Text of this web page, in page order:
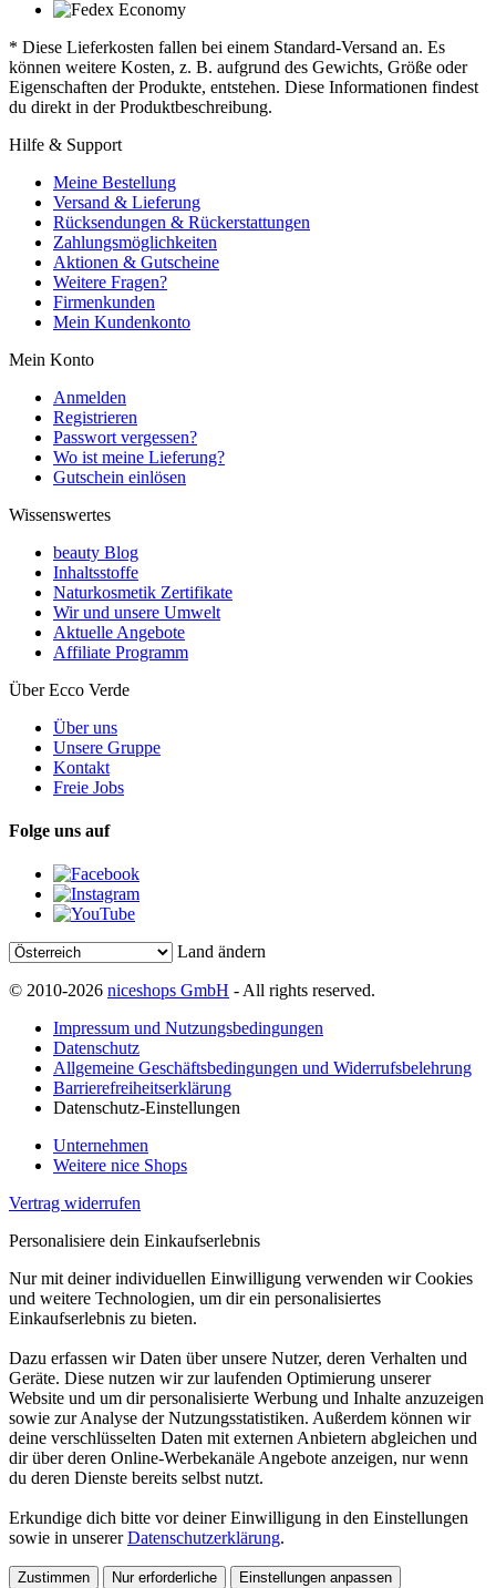
* Diese Lieferkosten fallen bei einem Standard-Versand an. Es
können weitere Kosten, z. B. aufgrund des Gewichts, Größe oder
Eigenschaften der Produkte, entstehen. Diese Informationen findest
du direkt in der Produktbeschreibung.
Hilfe & Support
Meine Bestellung
Versand & Lieferung
Rücksendungen & Rückerstattungen
Zahlungsmöglichkeiten
Aktionen & Gutscheine
Weitere Fragen?
Firmenkunden
Mein Kundenkonto
Mein Konto
Anmelden
Registrieren
Passwort vergessen?
Wo ist meine Lieferung?
Gutschein einlösen
Wissenswertes
beauty Blog
Inhaltsstoffe
Naturkosmetik Zertifikate
Wir und unsere Umwelt
Aktuelle Angebote
Affiliate Programm
Über Ecco Verde
Über uns
Unsere Gruppe
Kontakt
Freie Jobs
Folge uns auf
Land ändern
© 2010-2026 niceshops GmbH - All rights reserved.
Impressum und Nutzungsbedingungen
Datenschutz
Allgemeine Geschäftsbedingungen und Widerrufsbelehrung
Barrierefreiheitserklärung
Datenschutz-Einstellungen
Unternehmen
Weitere nice Shops
Vertrag widerrufen
Personalisiere dein Einkaufserlebnis
Nur mit deiner individuellen Einwilligung verwenden wir Cookies
und weitere Technologien, um dir ein personalisiertes
Einkaufserlebnis zu bieten.
Dazu erfassen wir Daten über unsere Nutzer, deren Verhalten und
Geräte. Diese nutzen wir zur laufenden Optimierung unserer
Website und um dir personalisierte Werbung und Inhalte anzuzeigen
sowie zur Analyse der Nutzungsstatistiken. Außerdem können wir
deine verschlüsselten Daten mit externen Anbietern abgleichen und
dir über deren Online-Werbekanäle Angebote anzeigen, nur wenn
du deren Dienste bereits selbst nutzt.
Erkundige dich bitte vor deiner Einwilligung in den Einstellungen
sowie in unsererDatenschutzerklärung.
Zustimmen Nur erforderliche Einstellungen anpassen